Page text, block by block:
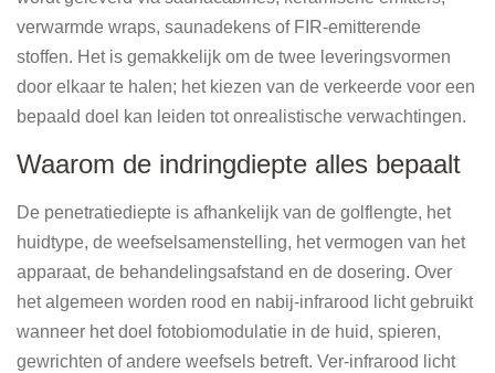
verwarmde wraps, saunadekens of FIR-emitterende
stoffen. Het is gemakkelijk om de twee leveringsvormen
door elkaar te halen; het kiezen van de verkeerde voor een
bepaald doel kan leiden tot onrealistische verwachtingen.
Waarom de indringdiepte alles bepaalt
De penetratiediepte is afhankelijk van de golflengte, het
huidtype, de weefselsamenstelling, het vermogen van het
apparaat, de behandelingsafstand en de dosering. Over
het algemeen worden rood en nabij-infrarood licht gebruikt
wanneer het doel fotobiomodulatie in de huid, spieren,
gewrichten of andere weefsels betreft. Ver-infrarood licht